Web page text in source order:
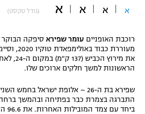
משתתפים וזוכים בפרסים
תקנון משתתפים וזוכים בפרסים
תקנון עבור פעילות אלקטרה
טניס
גיימינג E-Sports
תנאי שימוש
ספורט מוטורי
פוטבול אמריקאי NFL
ספורט אתגרי ואקסטרים
א א א א (גודל טקסט)
רוכבת האופניים עומר שפירא סיפקה הבוקר
מעוררת כבוד
את מירוץ
הראשונות למשך חלקים ארוכים שלו.
שפירא בת ה-26 – אלופת ישראל
התברגה בצמרת כבר בפתיחה ובהמשך